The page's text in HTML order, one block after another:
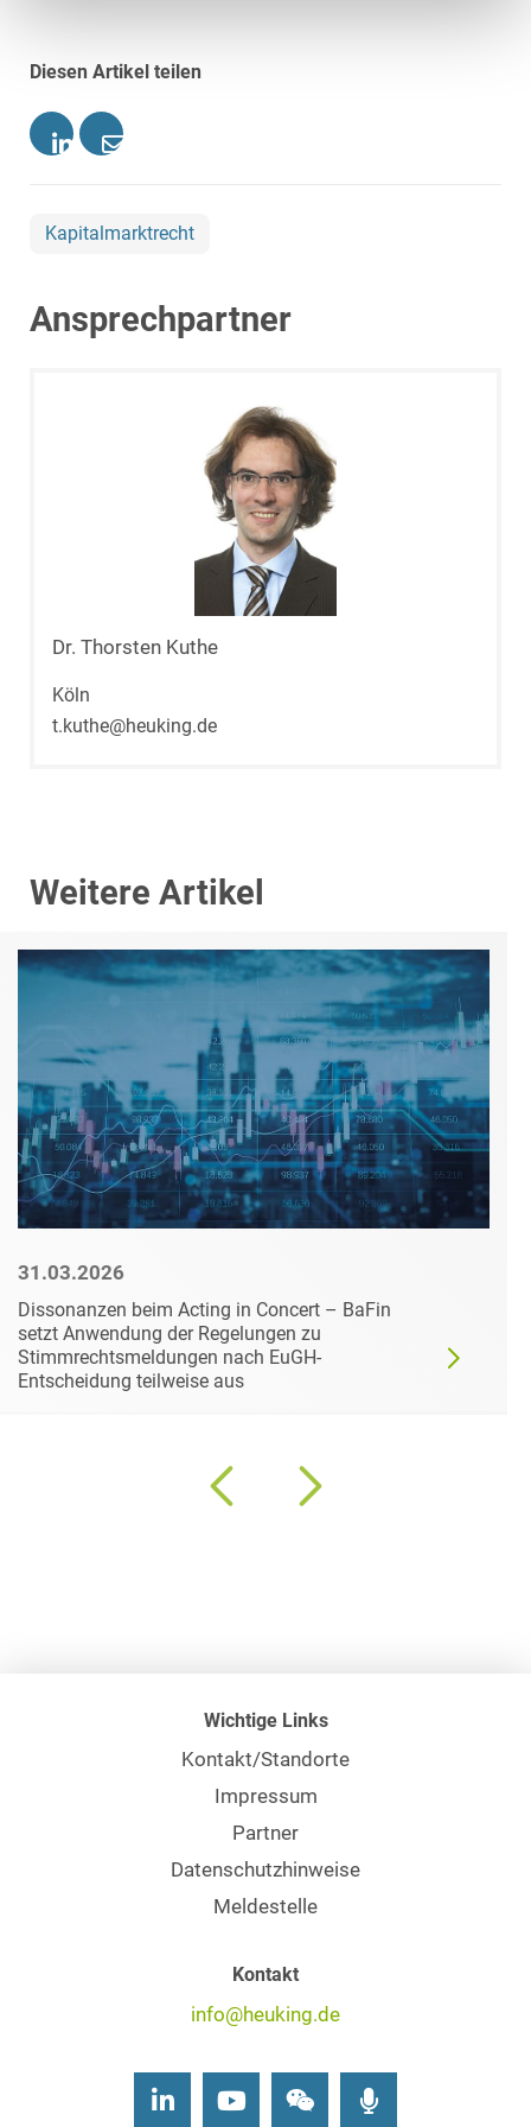
Diesen Artikel teilen
Kapitalmarktrecht
Ansprechpartner
Dr. Thorsten Kuthe
Köln
t.kuthe@heuking.de
Weitere Artikel
31.03.2026
Dissonanzen beim Acting in Concert – BaFin
setzt Anwendung der Regelungen zu
Stimmrechtsmeldungen nach EuGH-
Entscheidung teilweise aus
Wichtige Links
Kontakt/Standorte
Impressum
Partner
Datenschutzhinweise
Meldestelle
Kontakt
info@heuking.de
LinkedInYoutubeWechat